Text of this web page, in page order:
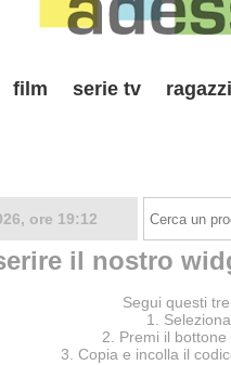
film serie tv ragazzi
ore 19:12
il nostro
Segui questi
1.
2. Premi il bottone
3. Copia e incolla il